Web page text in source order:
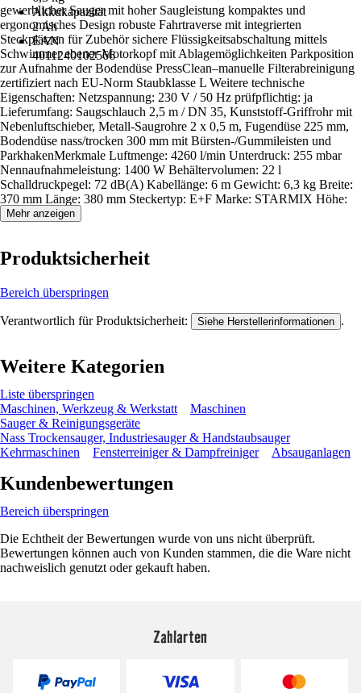
Akkukapazität
2 Ah
EAN
4011240102566
gewerblicher Sauger mit hoher Saugleistung kompaktes und
ergonomisches Design robuste Fahrtraverse mit integrierten
Steckplätzen für Zubehör sichere Flüssigkeitsabschaltung mittels
Schwimmer ebener Motorkopf mit Ablagemöglichkeiten Parkposition
zur Aufnahme der Bodendüse PressClean–manuelle Filterabreinigung
zertifiziert nach EU-Norm Staubklasse L Weitere technische
Eigenschaften: Netzspannung: 230 V / 50 Hz prüfpflichtig: ja
Lieferumfang: Saugschlauch 2,5 m / DN 35, Kunststoff-Griffrohr mit
Nebenluftschieber, Metall-Saugrohre 2 x 0,5 m, Fugendüse 225 mm,
Bodendüse nass/trocken 300 mm mit Bürsten-/Gummileisten und
ParkhakenMerkmale Luftmenge: 4260 l/min Unterdruck: 255 mbar
Nennaufnahmeleistung: 1400 W Behältervolumen: 22 l
Schalldruckpegel: 72 dB(A) Kabellänge: 6 m Gewicht: 6,3 kg Breite:
370 mm Länge: 380 mm Steckertyp: E+F Marke: STARMIX Höhe:
505 mm
Mehr anzeigen
Produktsicherheit
Bereich überspringen
Verantwortlich für Produktsicherheit: Siehe Herstellerinformationen .
Weitere Kategorien
Liste überspringen
Maschinen, Werkzeug & Werkstatt
Maschinen
Sauger & Reinigungsgeräte
Nass Trockensauger, Industriesauger & Handstaubsauger
Kehrmaschinen
Fensterreiniger & Dampfreiniger Absauganlagen
Kundenbewertungen
Bereich überspringen
Die Echtheit der Bewertungen wurde von uns nicht überprüft.
Bewertungen können auch von Kunden stammen, die die Ware nicht
nachweislich genutzt oder gekauft haben.
Zahlarten